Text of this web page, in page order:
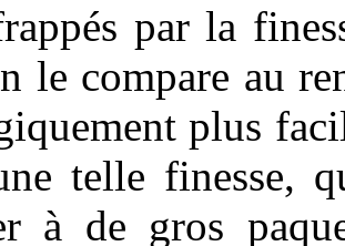
par la
le compare au
plus
telle finesse,
à de gros